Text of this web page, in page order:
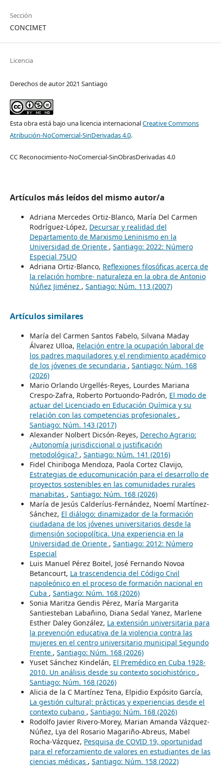
Sección
CONCIMET
Licencia
Derechos de autor 2021 Santiago
Esta obra está bajo una licencia internacionalCreative Commons
Atribución-NoComercial-SinDerivadas 4.0.
CC Reconocimiento-NoComercial-SinObrasDerivadas 4.0
Artículos más leídos del mismo autor/a
Adriana Mercedes Ortiz-Blanco, María Del Carmen
Rodríguez-López, Decursar y realidad del
Departamento de Marxismo Leninismo en la
Universidad de Oriente , Santiago: 2022: Número
Especial 75UO
Adriana Ortiz-Blanco, Reflexiones filosóficas acerca de
la relación hombre- naturaleza en la obra de Antonio
Núñez Jiménez , Santiago: Núm. 113 (2007)
Artículos similares
María del Carmen Santos Fabelo, Silvana Maday
Álvarez Ulloa, Relación entre la ocupación laboral de
los padres maquiladores y el rendimiento académico
de los jóvenes de secundaria , Santiago: Núm. 168
(2026)
Mario Orlando Urgellés-Reyes, Lourdes Mariana
Crespo-Zafra, Roberto Portuondo-Padrón, El modo de
actuar del Licenciado en Educación Química y su
relación con las competencias profesionales ,
Santiago: Núm. 143 (2017)
Alexander Nolbert Dicsón-Reyes, Derecho Agrario:
¿Autonomía jurisdiccional o justificación
metodológica? , Santiago: Núm. 141 (2016)
Fidel Chiriboga Mendoza, Paola Cortez Clavijo,
Estrategias de educomunicación para el desarrollo de
proyectos sostenibles en las comunidades rurales
manabitas , Santiago: Núm. 168 (2026)
María de Jesús Calderíus-Fernández, Noemí Martínez-
Sánchez, El diálogo: dinamizador de la formación
ciudadana de los jóvenes universitarios desde la
dimensión sociopolítica. Una experiencia en la
Universidad de Oriente , Santiago: 2012: Número
Especial
Luis Manuel Pérez Boitel, José Fernando Novoa
Betancourt, La trascendencia del Código Civil
napoleónico en el proceso de formación nacional en
Cuba , Santiago: Núm. 168 (2026)
Sonia Maritza Gendis Pérez, María Margarita
Santiesteban Labañino, Diana Sedal Yanez, Marlene
Esther Daley González, La extensión universitaria para
la prevención educativa de la violencia contra las
mujeres en el centro universitario municipal Segundo
Frente , Santiago: Núm. 168 (2026)
Yuset Sánchez Kindelán, El Premédico en Cuba 1928-
2010. Un análisis desde su contexto sociohistórico ,
Santiago: Núm. 168 (2026)
Alicia de la C Martínez Tena, Elpidio Expósito García,
La gestión cultural: prácticas y experiencias desde el
contexto cubano , Santiago: Núm. 168 (2026)
Rodolfo Javier Rivero-Morey, Marian Amanda Vázquez-
Núñez, Lya del Rosario Magariño-Abreus, Mabel
Rocha-Vázquez, Pesquisa de COVID 19, oportunidad
para el reforzamiento de valores en estudiantes de las
ciencias médicas , Santiago: Núm. 158 (2022)